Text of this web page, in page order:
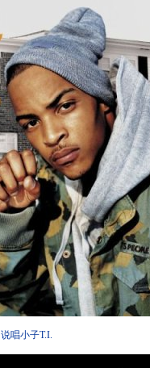
说唱小子T.I.